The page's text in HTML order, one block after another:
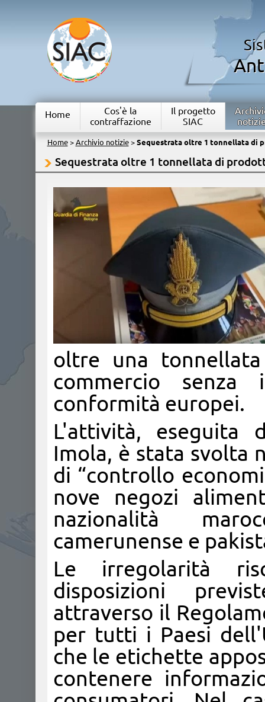
Home
Cos'è la
contraffazione
Il progetto
SIAC
Home> Archivio notizie> Sequestrata oltre 1 tonnellata di
Sequestrata oltre 1 tonnellata di
oltre una
commercio
conformità europei.
L'attività, eseguita
Imola, è stata svolta
di “controllo
nove negozi
nazionalità
camerunense e
Le irregolarità
disposizioni
attraverso il
per tutti i Paesi
che le etichette
contenere